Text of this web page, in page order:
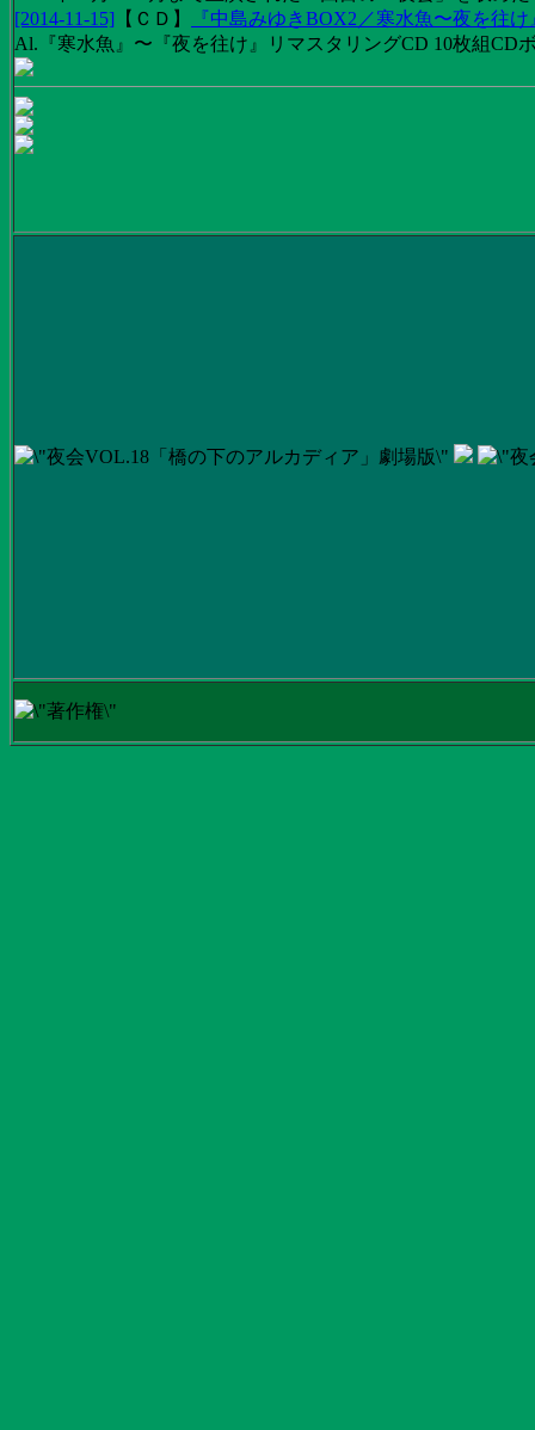
[2014-11-15] 【 ＣＤ 】
『中島みゆきBOX2／寒水魚〜夜を往
Al.『寒水魚』〜『夜を往け』リマスタリングCD 10枚組CD